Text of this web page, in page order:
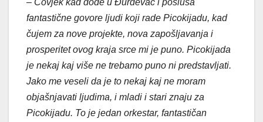
– Čovjek kad dođe u Đurđevac i posluša
fantastične govore ljudi koji rade Picokijadu, kad
čujem za nove projekte, nova zapošljavanja i
prosperitet ovog kraja srce mi je puno. Picokijada
je nekaj kaj više ne trebamo puno ni predstavljati.
Jako me veseli da je to nekaj kaj ne moram
objašnjavati ljudima, i mladi i stari znaju za
Picokijadu. To je jedan orkestar, fantastičan